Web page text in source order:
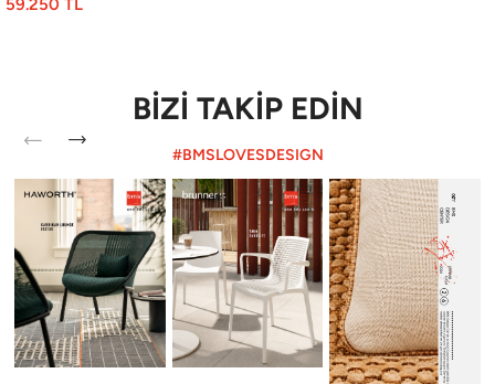
59.250 TL
BİZİ TAKİP EDİN
#BMSLOVESDESIGN